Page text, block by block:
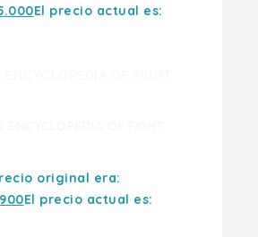
El precio actual es:
original era:
El precio actual es: